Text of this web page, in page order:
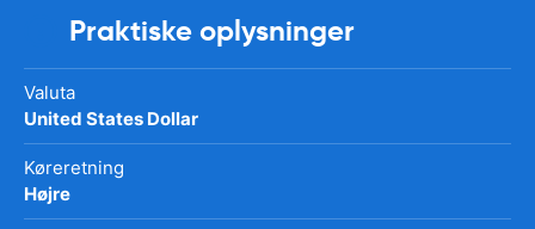
Praktiske oplysninger
Valuta
United States Dollar
Køreretning
Højre